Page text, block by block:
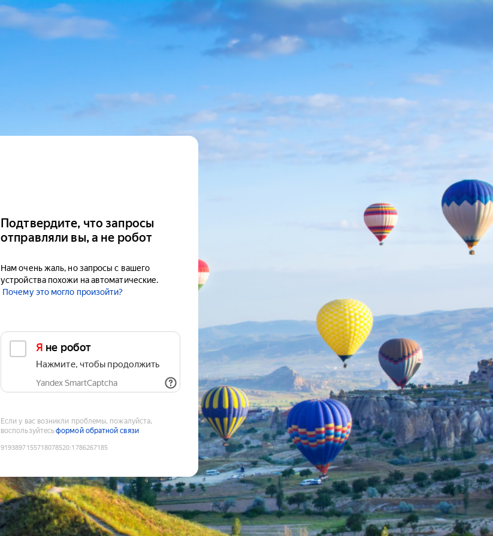
Подтвердите, что запросы
отправляли вы, а не робот
Нам очень жаль, но запросы с вашего
устройства похожи на автоматические.
Почему это могло произойти?
Я не робот
Нажмите, чтобы продолжить
Yandex SmartCaptcha
Если у вас возникли проблемы, пожалуйста,
воспользуйтесьформой обратной связи
9193897155718078520:1786267185